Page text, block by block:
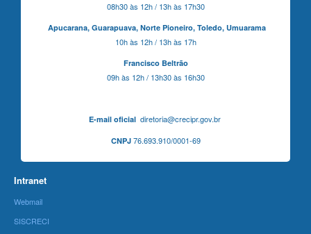
08h30 às 12h / 13h às 17h30
Apucarana, Guarapuava, Norte Pioneiro, Toledo, Umuarama
10h às 12h / 13h às 17h
Francisco Beltrão
09h às 12h / 13h30 às 16h30
E-mail oficialdiretoria@crecipr.gov.br
CNPJ76.693.910/0001-69
Intranet
Webmail
SISCRECI